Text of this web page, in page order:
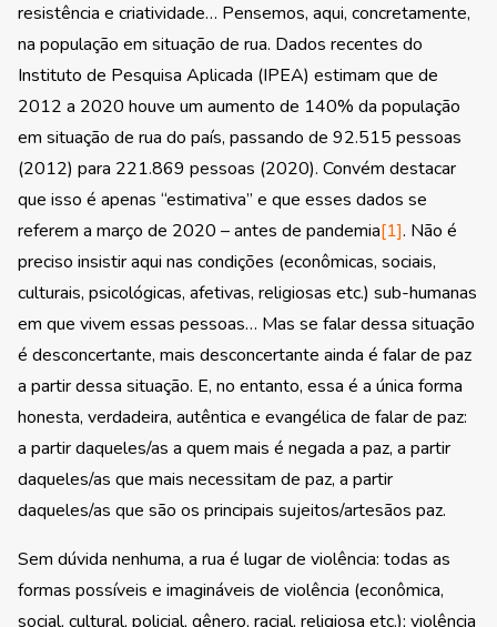
resistência e criatividade… Pensemos, aqui, concretamente,
na população em situação de rua. Dados recentes do
Instituto de Pesquisa Aplicada (IPEA) estimam que de
2012 a 2020 houve um aumento de 140% da população
em situação de rua do país, passando de 92.515 pessoas
(2012) para 221.869 pessoas (2020). Convém destacar
que isso é apenas “estimativa” e que esses dados se
referem a março de 2020 – antes de pandemia[1]. Não é
preciso insistir aqui nas condições (econômicas, sociais,
culturais, psicológicas, afetivas, religiosas etc.) sub-humanas
em que vivem essas pessoas… Mas se falar dessa situação
é desconcertante, mais desconcertante ainda é falar de paz
a partir dessa situação. E, no entanto, essa é a única forma
honesta, verdadeira, autêntica e evangélica de falar de paz:
a partir daqueles/as a quem mais é negada a paz, a partir
daqueles/as que mais necessitam de paz, a partir
daqueles/as que são os principais sujeitos/artesãos paz.
Sem dúvida nenhuma, a rua é lugar de violência: todas as
formas possíveis e imagináveis de violência (econômica,
social, cultural, policial, gênero, racial, religiosa etc.); violência